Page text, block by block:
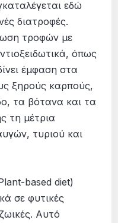
εδώ
διατροφές.
τροφών με
όπως
έμφαση στα
ξηρούς καρπούς,
τα βότανα και τα
τη μέτρια
τυριού και
based diet)
σε φυτικές
Αυτό